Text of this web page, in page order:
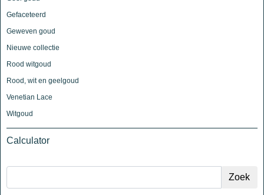
Gefaceteerd
Geweven goud
Nieuwe collectie
Rood witgoud
Rood, wit en geelgoud
Venetian Lace
Witgoud
Calculator